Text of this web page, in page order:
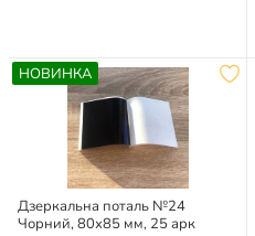
НОВИНКА
Дзеркальна поталь №24
Чорний, 80х85 мм, 25 арк